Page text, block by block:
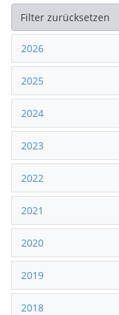
Filter zurücksetzen
2026
2025
2024
2023
2022
2021
2020
2019
2018